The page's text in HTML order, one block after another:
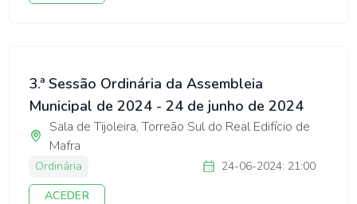
3.ª Sessão Ordinária da Assembleia
Municipal de 2024 - 24 de junho de 2024
Sala de Tijoleira, Torreão Sul do Real Edifício de
Mafra
Ordinária
24-06-2024: 21:00
ACEDER